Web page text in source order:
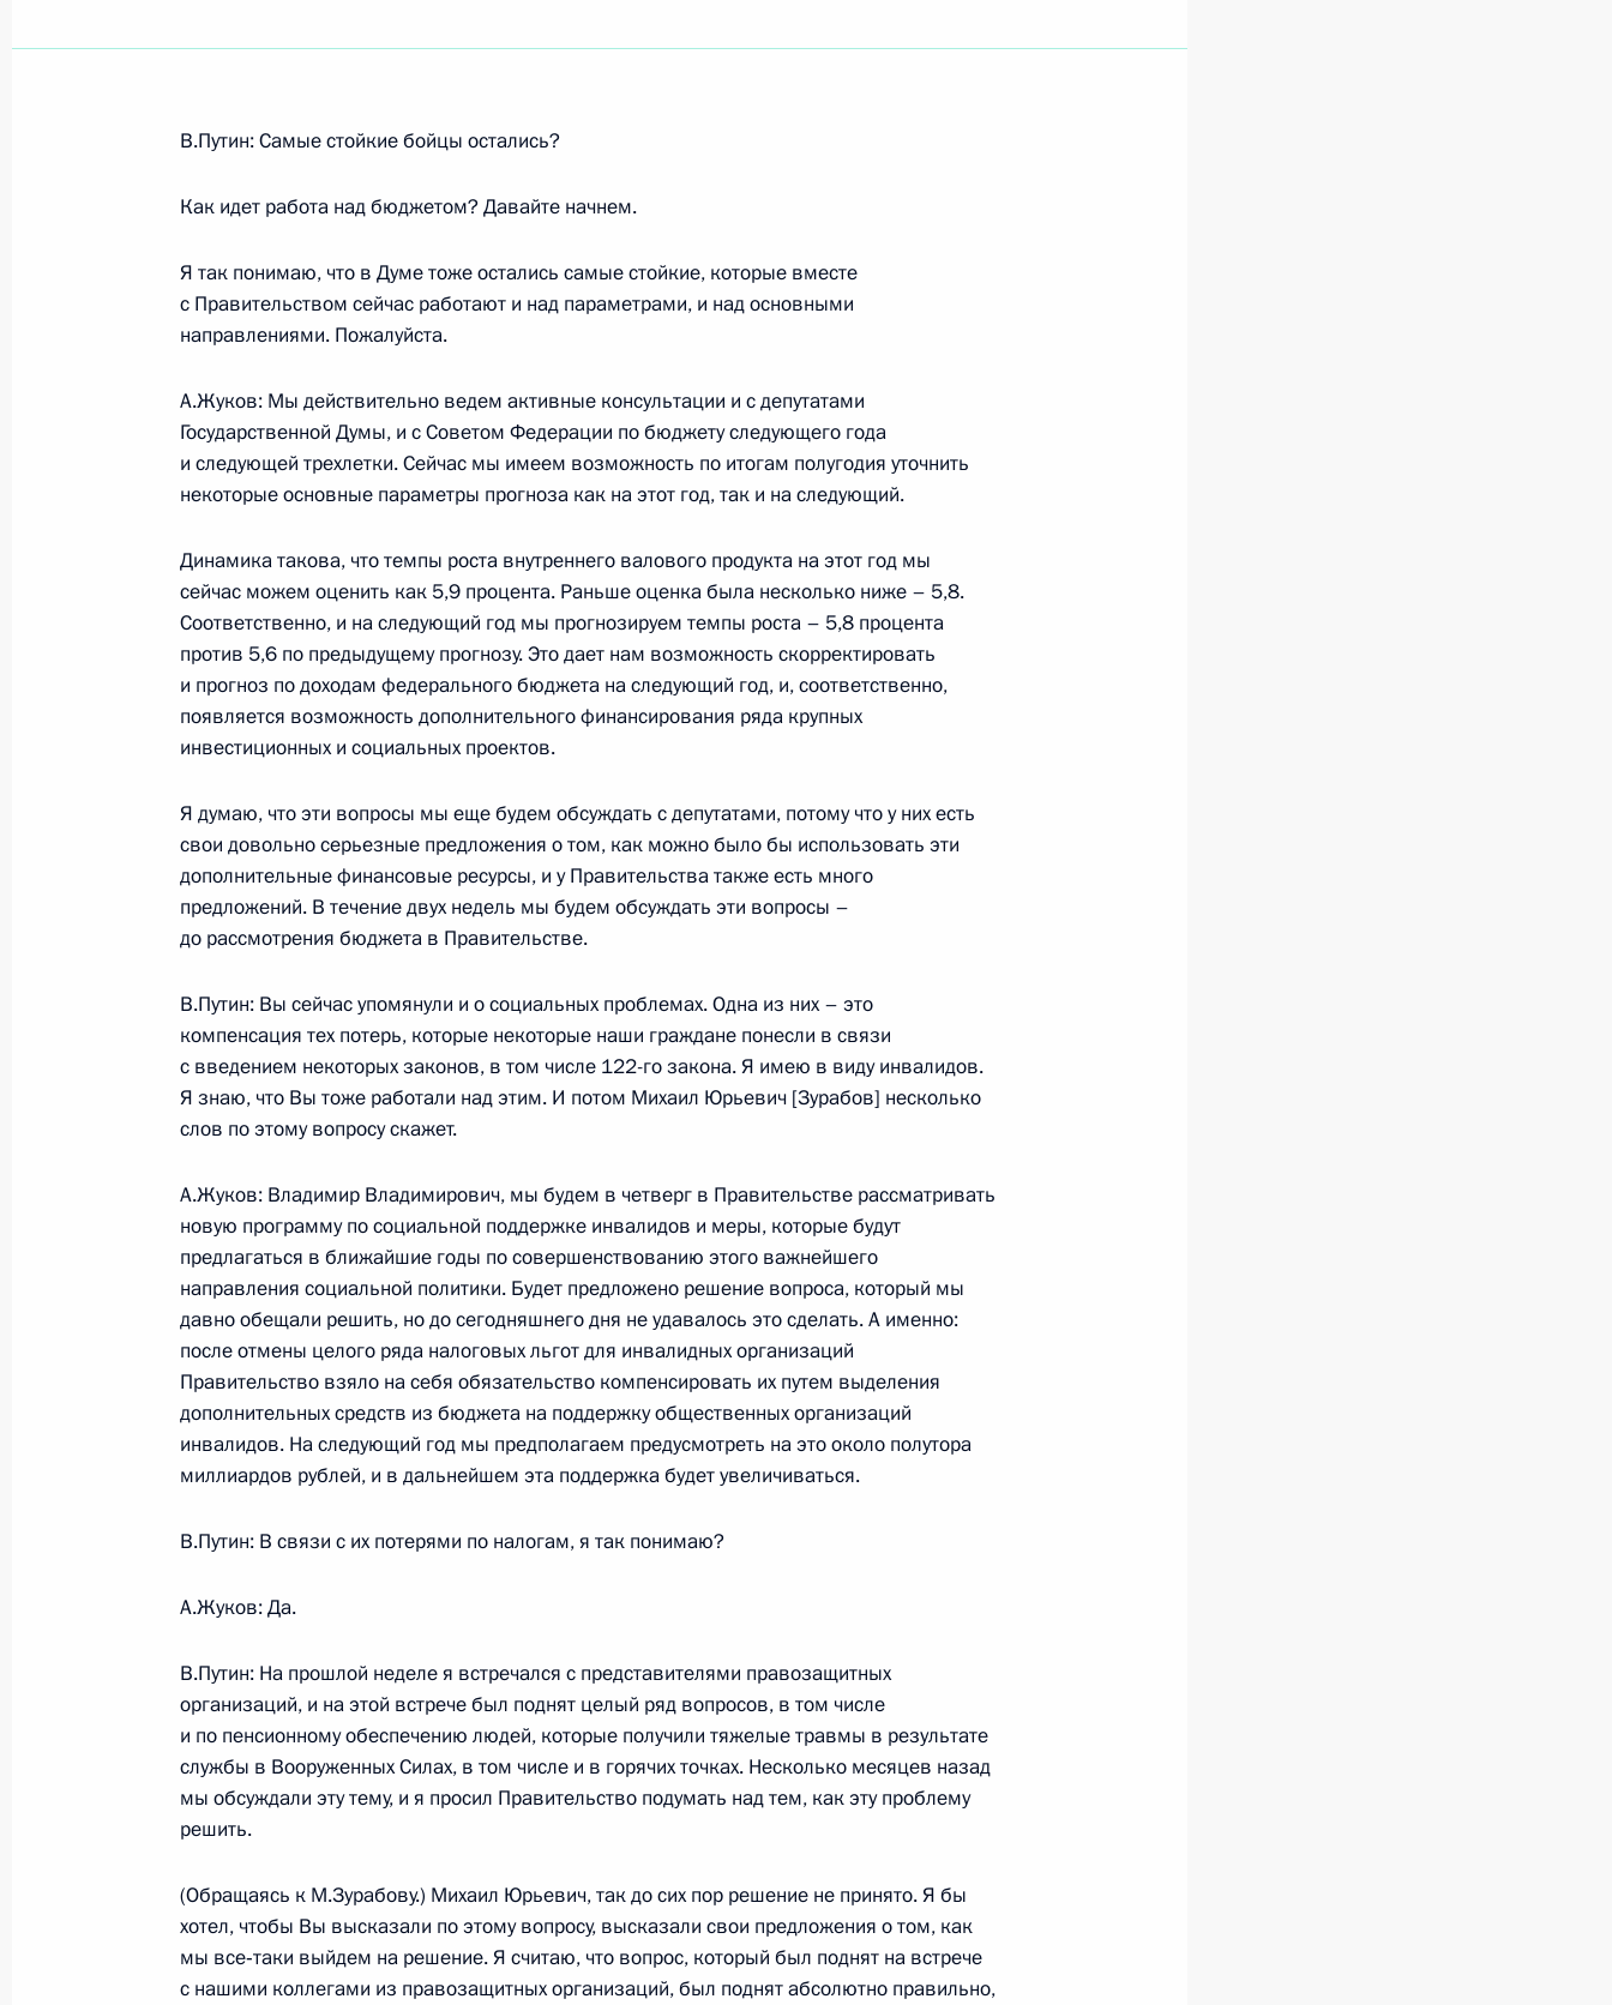
Начало встречи с президентом ОАО «НК «Роснефть» Сергеем
10 августа 2005 года, 19:07 Ново-Огарево
9 августа 2005 года, вторник
Начало рабочей встречи с послом России в Китайской Народной
Республике Сергеем Разовым
Начало встречи с исполняющим обязанности губернатора
Алтайского края Михаилом Козловым и руководителем краевого
совета народных депутатов Александром Назарчуком
9 августа 2005 года, 14:30 Алтайский край, Барнаул
8 августа 2005 года, понедельник
Стенографический отчет о совещании с членами Правительства
8 августа 2005 года, 15:54 Москва, Кремль
4 августа 2005 года, четверг
Выступление при посещении испытательного центра
железнодорожного транспорта
4 августа 2005 года, 19:08 Московская область, Щербинка
3 августа 2005 года, среда
Начало рабочей встречи с Министром регионального развития
Владимиром Яковлевым
3 августа 2005 года, 17:26 Москва, Кремль
Стенографический отчет о встрече с представителями
консультативных органов при Президенте по вопросу
формирования Общественной палаты
2 августа 2005 года, вторник
Пресс-конференция по итогам переговоров с Президентом
Финляндии Тарьей Халонен
1 августа 2005 года, понедельник
В.Путин: Самые стойкие бойцы остались?
Как идет работа над бюджетом? Давайте начнем.
Я так понимаю, что в Думе тоже остались самые стойкие, которые вместе
с Правительством сейчас работают и над параметрами, и над основными
направлениями. Пожалуйста.
А.Жуков: Мы действительно ведем активные консультации и с депутатами
Государственной Думы, и с Советом Федерации по бюджету следующего года
и следующей трехлетки. Сейчас мы имеем возможность по итогам полугодия уточнить
некоторые основные параметры прогноза как на этот год, так и на следующий.
Динамика такова, что темпы роста внутреннего валового продукта на этот год мы
сейчас можем оценить как 5,9 процента. Раньше оценка была несколько ниже – 5,8.
Соответственно, и на следующий год мы прогнозируем темпы роста – 5,8 процента
против 5,6 по предыдущему прогнозу. Это дает нам возможность скорректировать
и прогноз по доходам федерального бюджета на следующий год, и, соответственно,
появляется возможность дополнительного финансирования ряда крупных
инвестиционных и социальных проектов.
Я думаю, что эти вопросы мы еще будем обсуждать с депутатами, потому что у них есть
свои довольно серьезные предложения о том, как можно было бы использовать эти
дополнительные финансовые ресурсы, и у Правительства также есть много
предложений. В течение двух недель мы будем обсуждать эти вопросы –
до рассмотрения бюджета в Правительстве.
В.Путин: Вы сейчас упомянули и о социальных проблемах. Одна из них – это
компенсация тех потерь, которые некоторые наши граждане понесли в связи
с введением некоторых законов, в том числе 122-го закона. Я имею в виду инвалидов.
Я знаю, что Вы тоже работали над этим. И потом Михаил Юрьевич [Зурабов] несколько
слов по этому вопросу скажет.
А.Жуков: Владимир Владимирович, мы будем в четверг в Правительстве рассматривать
новую программу по социальной поддержке инвалидов и меры, которые будут
предлагаться в ближайшие годы по совершенствованию этого важнейшего
направления социальной политики. Будет предложено решение вопроса, который мы
давно обещали решить, но до сегодняшнего дня не удавалось это сделать. А именно:
после отмены целого ряда налоговых льгот для инвалидных организаций
Правительство взяло на себя обязательство компенсировать их путем выделения
дополнительных средств из бюджета на поддержку общественных организаций
инвалидов. На следующий год мы предполагаем предусмотреть на это около полутора
миллиардов рублей, и в дальнейшем эта поддержка будет увеличиваться.
В.Путин: В связи с их потерями по налогам, я так понимаю?
А.Жуков: Да.
В.Путин: На прошлой неделе я встречался с представителями правозащитных
организаций, и на этой встрече был поднят целый ряд вопросов, в том числе
и по пенсионному обеспечению людей, которые получили тяжелые травмы в результате
службы в Вооруженных Силах, в том числе и в горячих точках. Несколько месяцев назад
мы обсуждали эту тему, и я просил Правительство подумать над тем, как эту проблему
решить.
(Обращаясь к М.Зурабову.) Михаил Юрьевич, так до сих пор решение не принято. Я бы
хотел, чтобы Вы высказали по этому вопросу, высказали свои предложения о том, как
мы все‑таки выйдем на решение. Я считаю, что вопрос, который был поднят на встрече
с нашими коллегами из правозащитных организаций, был поднят абсолютно правильно,